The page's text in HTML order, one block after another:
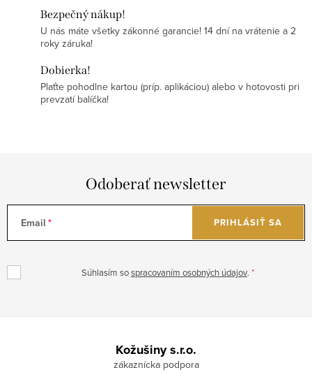
Bezpečný nákup!
U nás máte všetky zákonné garancie! 14 dní na vrátenie a 2
roky záruka!
Dobierka!
Plaťte pohodlne kartou (príp. aplikáciou) alebo v hotovosti pri
prevzatí balíčka!
Odoberať newsletter
Email
Súhlasím sospracovaním osobných údajov.
PRIHLÁSIŤ SA
Kožušiny s.r.o.